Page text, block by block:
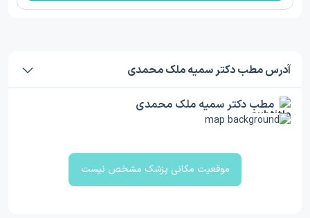
آدرس مطب دکتر سمیه ملک محمدی
مطب دکتر سمیه ملک محمدی
موقعیت مکانی پزشک مشخص نیست